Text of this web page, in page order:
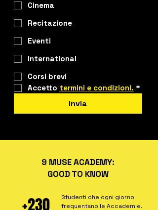
Cinema
Recitazione
Eventi
International
Corsi brevi
Accetto termini e condizioni. *
Invia
9 MUSE ACADEMY:
GOOD TO KNOW
+230
Studenti che ogni giorno
frequentano le Accademie.